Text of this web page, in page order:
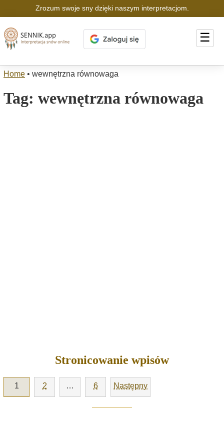
Zrozum swoje sny dzięki naszym interpretacjom.
☰
Home • wewnętrzna równowaga
Tag: wewnętrzna równowaga
Stronicowanie wpisów
1 2 … 6 Następny